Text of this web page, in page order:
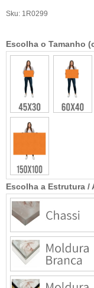
Sku: 1R0299
Escolha a Estrutura /
Escolha o Tamanho